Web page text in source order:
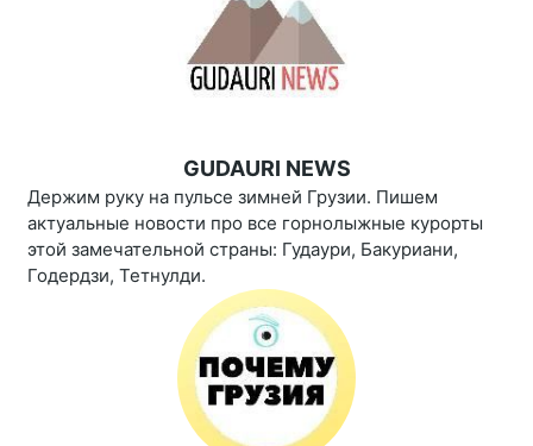
GUDAURI NEWS
Держим руку на пульсе зимней Грузии. Пишем
актуальные новости про все горнолыжные курорты
этой замечательной страны: Гудаури, Бакуриани,
Годердзи, Тетнулди.